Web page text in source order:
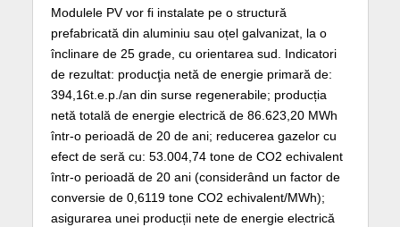
Modulele PV vor fi instalate pe o structură
prefabricată din aluminiu sau oțel galvanizat, la o
înclinare de 25 grade, cu orientarea sud. Indicatori
de rezultat: producţia netă de energie primară de:
394,16t.e.p./an din surse regenerabile; producția
netă totală de energie electrică de 86.623,20 MWh
într-o perioadă de 20 de ani; reducerea gazelor cu
efect de seră cu: 53.004,74 tone de CO2 echivalent
într-o perioadă de 20 ani (considerând un factor de
conversie de 0,6119 tone CO2 echivalent/MWh);
asigurarea unei producții nete de energie electrică